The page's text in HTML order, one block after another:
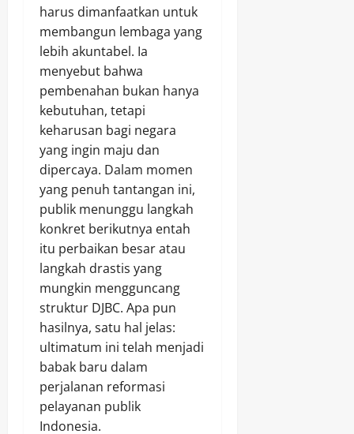
harus dimanfaatkan untuk
membangun lembaga yang
lebih akuntabel. Ia
menyebut bahwa
pembenahan bukan hanya
kebutuhan, tetapi
keharusan bagi negara
yang ingin maju dan
dipercaya. Dalam momen
yang penuh tantangan ini,
publik menunggu langkah
konkret berikutnya entah
itu perbaikan besar atau
langkah drastis yang
mungkin mengguncang
struktur DJBC. Apa pun
hasilnya, satu hal jelas:
ultimatum ini telah menjadi
babak baru dalam
perjalanan reformasi
pelayanan publik
Indonesia.